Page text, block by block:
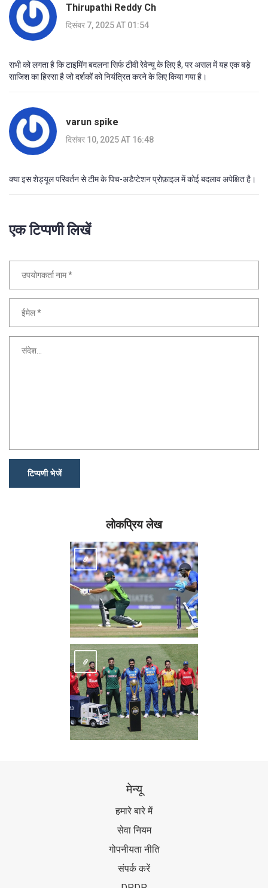
Thirupathi Reddy Ch
दिसंबर 7, 2025 AT 01:54
सभी को लगता है कि टाइमिंग बदलना सिर्फ टीवी रेवेन्यू के लिए है, पर असल में यह एक बड़े
साजिश का हिस्सा है जो दर्शकों को नियंत्रित करने के लिए किया गया है।
varun spike
दिसंबर 10, 2025 AT 16:48
क्या इस शेड्यूल परिवर्तन से टीम के पिच-अडैप्टेशन प्रोफ़ाइल में कोई बदलाव अपेक्षित है।
एक टिप्पणी लिखें
टिप्पणी भेजें
लोकप्रिय लेख
मेन्यू
हमारे बारे में
सेवा नियम
गोपनीयता नीति
संपर्क करें